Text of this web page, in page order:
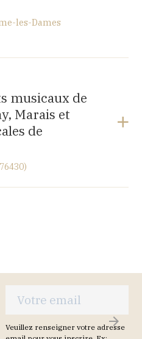
les-Dames
musicaux de
Marais et
de
Veuillez renseigner votre adresse
S